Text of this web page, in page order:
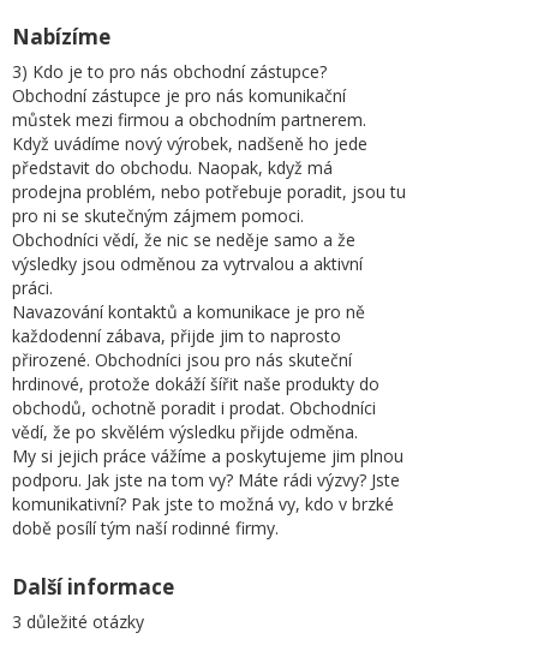
Nabízíme
3) Kdo je to pro nás obchodní zástupce?
Obchodní zástupce je pro nás komunikační
můstek mezi firmou a obchodním partnerem.
Když uvádíme nový výrobek, nadšeně ho jede
představit do obchodu. Naopak, když má
prodejna problém, nebo potřebuje poradit, jsou tu
pro ni se skutečným zájmem pomoci.
Obchodníci vědí, že nic se neděje samo a že
výsledky jsou odměnou za vytrvalou a aktivní
práci.
Navazování kontaktů a komunikace je pro ně
každodenní zábava, přijde jim to naprosto
přirozené. Obchodníci jsou pro nás skuteční
hrdinové, protože dokáží šířit naše produkty do
obchodů, ochotně poradit i prodat. Obchodníci
vědí, že po skvělém výsledku přijde odměna.
My si jejich práce vážíme a poskytujeme jim plnou
podporu. Jak jste na tom vy? Máte rádi výzvy? Jste
komunikativní? Pak jste to možná vy, kdo v brzké
době posílí tým naší rodinné firmy.
Další informace
3 důležité otázky